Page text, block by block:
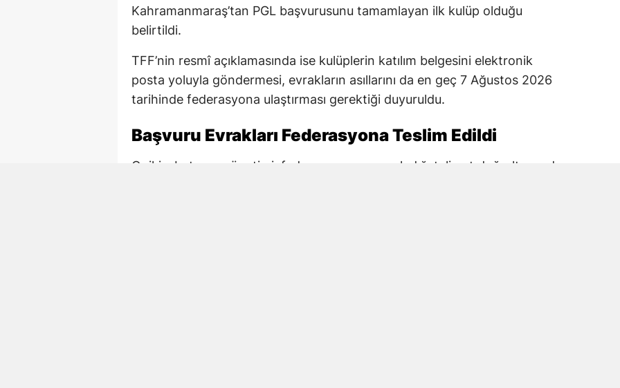
Kahramanmaraş’tan PGL başvurusunu tamamlayan ilk kulüp olduğu
belirtildi.
TFF’nin resmî açıklamasında ise kulüplerin katılım belgesini elektronik
posta yoluyla göndermesi, evrakların asıllarını da en geç 7 Ağustos 2026
tarihinde federasyona ulaştırması gerektiği duyuruldu.
Başvuru Evrakları Federasyona Teslim Edildi
Onikişubatspor yönetimi, federasyonun yayımladığı talimat doğrultusunda